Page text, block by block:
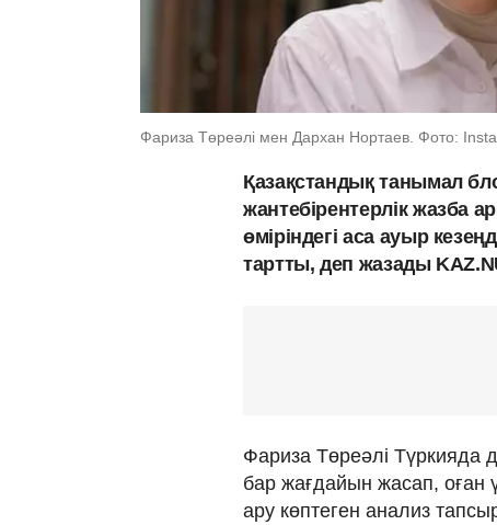
Фариза Төреәлі мен Дархан Нортаев. Фото:
Қазақстандық танымал
жантебірентерлік жазба
өміріндегі аса ауыр
тартты, деп жазады
Фариза Төреәлі Түркияда
бар жағдайын жасап, оған
ару көптеген анализ